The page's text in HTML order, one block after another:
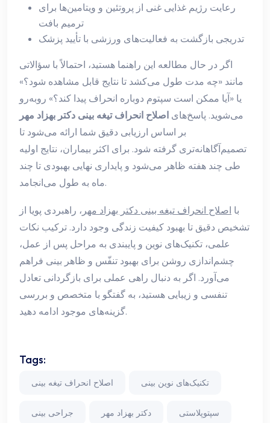
رعایت رژیم غذایی غنی از پروتئین و ویتامین‌ها برای
ترمیم بافت
تدریجی بازگشت به فعالیت‌های ورزشی با تأیید پزشک
اگر در حال مطالعه این راهنما هستید، احتمالاً با سؤالاتی
مانند «چه مدت طول می‌کشد تا نتایج قابل مشاهده شود؟»
یا «آیا ممکن است سپتوم دوباره انحراف پیدا کند؟» روبه‌رو
می‌شوید. پاسخ‌های اصلاح انحراف تیغه بینی دکتر بهزاد مهر
بر اساس ارزیابی دقیق شما ارائه می‌شود تا
تصمیم‌آگاهانه‌تری گرفته شود. برای اکثر بیماران، نتایج اولیه
طی چند هفته ظاهر می‌شود و پایداری نهایی بهبودی تا چند
ماه به طول می‌انجامد.
با اصلاح انحراف تیغه بینی دکتر بهزاد مهر ، راهبردی پویا از
تشخیص دقیق تا بهبود کیفیت زندگی وجود دارد. ترکیب نکات
علمی، تکنیک‌های نوین و پایبندی به مراحل پس از عمل،
چشم‌اندازی روشن برای بهبود تنفّس و ظاهر بینی فراهم
می‌آورد. اگر به دنبال راهی عملی برای بازگردانی تعادل
تنفسی و زیبایی هستید، به گفتگو با متخصص و بررسی
گزینه‌های موجود ادامه دهید.
Tags:
اصلاح انحراف تیغه بینی تکنیک‌های نوین بینی
جراحی بینی دکتر بهزاد مهر سپتوپلاستی